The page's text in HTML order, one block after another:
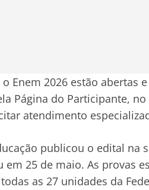
Enem 2026 estão abertas
Página do Participante,
atendimento
publicou o edital na
em 25 de maio. As provas
as 27 unidades da